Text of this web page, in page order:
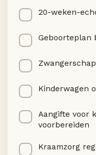
20-weken-
Geboorteplan
Kinderwagen
Aangifte voor
voorbereiden
Kraamzorg